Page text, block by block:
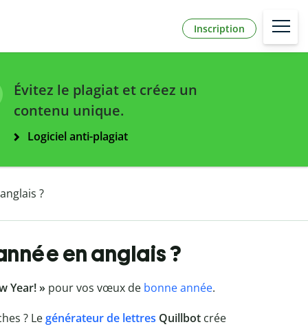
Inscription
Évitez le plagiat et créez un
contenu unique.
Logiciel anti-plagiat
?
en anglais ?
Year! »pour vos vœux de bonne année.
? Legénérateur de lettres Quillbotcrée